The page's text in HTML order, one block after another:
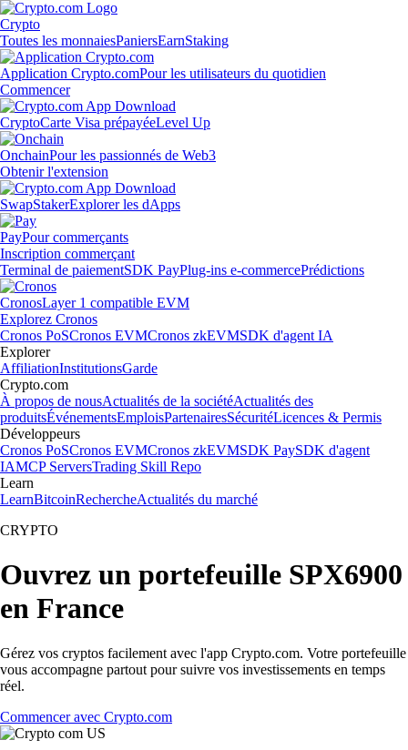
Crypto
Toutes les monnaiesPaniersEarnStaking
Application Crypto.comPour les utilisateurs du quotidien
Commencer
CryptoCarte Visa prépayéeLevel Up
OnchainPour les passionnés de Web3
Obtenir l'extension
SwapStakerExplorer les dApps
PayPour commerçants
Inscription commerçant
Terminal de paiementSDK PayPlug-ins e-commercePrédictions
CronosLayer 1 compatible EVM
Explorez Cronos
Cronos PoSCronos EVMCronos zkEVMSDK d'agent IA
Explorer
AffiliationInstitutionsGarde
Crypto.com
À propos de nousActualités de la sociétéActualités des
produitsÉvénementsEmploisPartenairesSécuritéLicences & Permis
Développeurs
Cronos PoSCronos EVMCronos zkEVMSDK PaySDK d'agent
IAMCP ServersTrading Skill Repo
Learn
LearnBitcoinRechercheActualités du marché
CRYPTO
Ouvrez un portefeuille SPX6900
en France
Gérez vos cryptos facilement avec l'app Crypto.com. Votre portefeuille
vous accompagne partout pour suivre vos investissements en temps
réel.
Commencer avec Crypto.com